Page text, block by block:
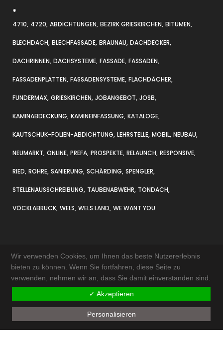
*
4710 4720 ABDICHTUNGEN BEZIRK GRIESKIRCHEN BITUMEN
BLECHDACH BLECHFASSADE BRAUNAU DACHDECKER
DACHRINNEN DACHSYSTEME FASSADE FASSADEN
FASSADENPLATTEN FASSADENSYSTEME FLACHDÄCHER
FUNDERMAX GRIESKIRCHEN JOBANGEBOT JOSB
KAMINABDECKUNG KAMINEINFASSUNG KATALOGE
KAUTSCHUK-FOLIEN-ABDICHTUNG LEHRSTELLE MOBIL NEUBAU
NEUMARKT ONLINE PREFA PROSPEKTE RELAUNCH RESPONSIVE
RIED ROHRE SANIERUNG SCHÄRDING SPENGLER
STELLENAUSSCHREIBUNG TAUBENABWEHR TONDACH
VÖCKLABRUCK WELS WELS LAND WE WANT YOU
KONTAKT & ANFAHRT
IMPRESSUM
AKTUELLES
Wir verwenden Cookies, um Ihnen das beste Nutzererlebnis
bieten zu können. Wenn Sie fortfahren, diese Seite zu
verwenden, nehmen wir an, dass Sie damit einverstanden sind.
✓ Akzeptieren
Personalisieren